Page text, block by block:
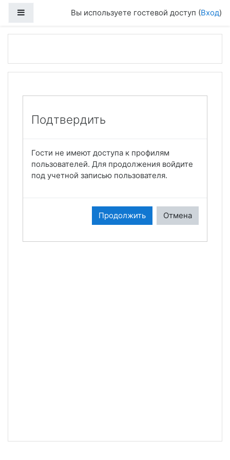
Боковая панельВы используете гостевой доступ (Вход)
Подтвердить
Гости не имеют доступа к профилям
пользователей. Для продолжения войдите
под учетной записью пользователя.
Продолжить Отмена